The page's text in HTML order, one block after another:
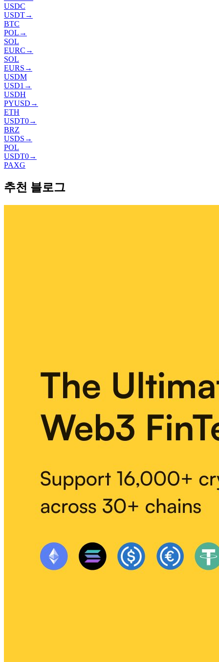
USDC
USDT→
BTC
POL →
SOL
EURC →
SOL
EURS →
USDM
USD1 →
USDH
PYUSD →
ETH
USDT0→
BRZ
USDS →
POL
USDT0→
PAXG
추천 블로그